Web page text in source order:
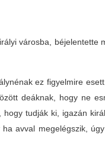
városba, béjelentette
ez figyelmire
deáknak, hogy ne
tudják ki, igazán
avval megelégszik,